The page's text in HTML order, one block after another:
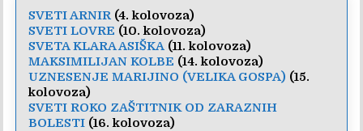
SVETI ARNIR(4. kolovoza)
SVETI LOVRE (10. kolovoza)
SVETA KLARA ASIŠKA (11. kolovoza)
MAKSIMILIJAN KOLBE (14. kolovoza)
UZNESENJE MARIJINO (VELIKA GOSPA) (15.
kolovoza)
SVETI ROKO ZAŠTITNIK OD ZARAZNIH
BOLESTI (16. kolovoza)